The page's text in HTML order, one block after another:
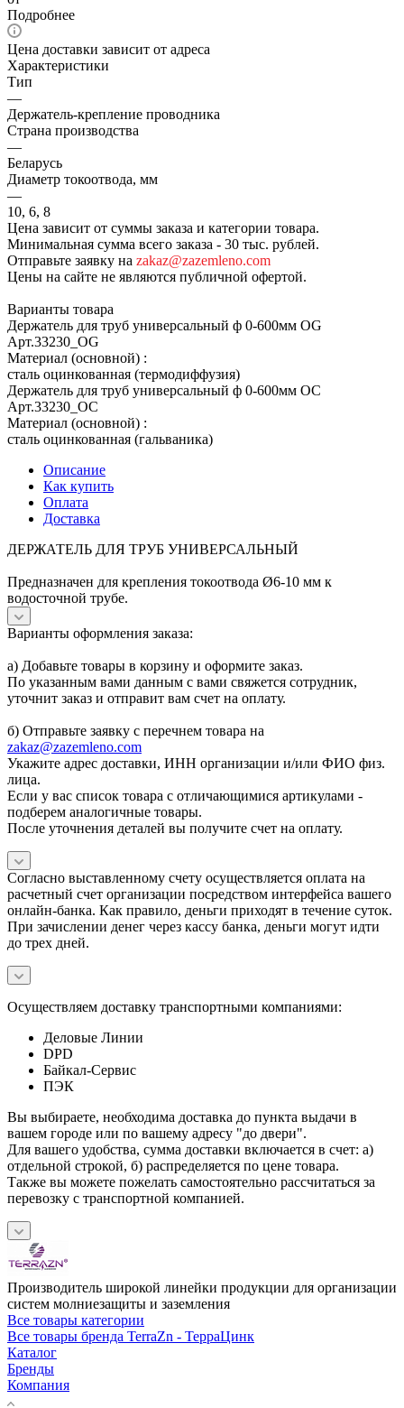
Подробнее
Цена доставки зависит от адреса
Характеристики
Тип
—
Держатель-крепление проводника
Страна производства
—
Беларусь
Диаметр токоотвода, мм
—
10, 6, 8
Цена зависит от суммы заказа и категории товара.
Минимальная сумма всего заказа - 30 тыс. рублей.
Отправьте заявку на zakaz@zazemleno.com
Цены на сайте не являются публичной офертой.
Варианты товара
Держатель для труб универсальный ф 0-600мм OG
Арт.33230_ОG
Материал (основной) :
сталь оцинкованная (термодиффузия)
Держатель для труб универсальный ф 0-600мм OC
Арт.33230_ОС
Материал (основной) :
сталь оцинкованная (гальваника)
Описание
Как купить
Оплата
Доставка
ДЕРЖАТЕЛЬ ДЛЯ ТРУБ УНИВЕРСАЛЬНЫЙ
Предназначен для крепления токоотвода Ø6-10 мм к
водосточной трубе.
Варианты оформления заказа:
а) Добавьте товары в корзину и оформите заказ.
По указанным вами данным с вами свяжется сотрудник,
уточнит заказ и отправит вам счет на оплату.
б) Отправьте заявку с перечнем товара на
zakaz@zazemleno.com
Укажите адрес доставки, ИНН организации и/или ФИО физ.
лица.
Если у вас список товара с отличающимися артикулами -
подберем аналогичные товары.
После уточнения деталей вы получите счет на оплату.
Согласно выставленному счету осуществляется оплата на
расчетный счет организации посредством интерфейса вашего
онлайн-банка. Как правило, деньги приходят в течение суток.
При зачислении денег через кассу банка, деньги могут идти
до трех дней.
Осуществляем доставку транспортными компаниями:
Деловые Линии
DPD
Байкал-Сервис
ПЭК
Вы выбираете, необходима доставка до пункта выдачи в
вашем городе или по вашему адресу "до двери".
Для вашего удобства, сумма доставки включается в счет: а)
отдельной строкой, б) распределяется по цене товара.
Также вы можете пожелать самостоятельно рассчитаться за
перевозку с транспортной компанией.
Производитель широкой линейки продукции для организации
систем молниезащиты и заземления
Все товары категории
Все товары бренда TerraZn - ТерраЦинк
Каталог
Бренды
Компания